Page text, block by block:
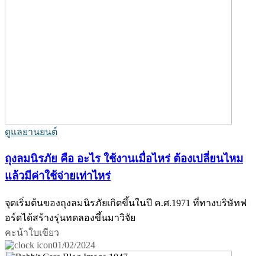
ดูแลยานยนต์
ถุงลมนิรภัย คือ อะไร ใช้งานเมื่อไหร่ ต้องเปลี่ยนไหม
แล้วมีค่าใช้จ่ายเท่าไหร่
จุดเริ่มต้นของถุงลมนิรภัยเกิดขึ้นในปี ค.ศ.1971 ที่ทางบริษัทฟ
อร์ดได้สร้างรุ่นทดลองขึ้นมาวิจัย
คะน้าใบเขียว
01/02/2024